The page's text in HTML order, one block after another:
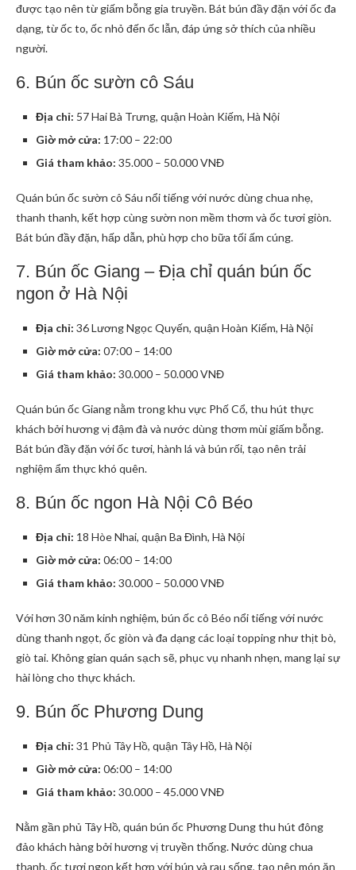
được tạo nên từ giấm bỗng gia truyền. Bát bún đầy đặn với ốc đa
dạng, từ ốc to, ốc nhỏ đến ốc lẫn, đáp ứng sở thích của nhiều
người.
6. Bún ốc sườn cô Sáu
Địa chỉ: 57 Hai Bà Trưng, quận Hoàn Kiếm, Hà Nội
Giờ mở cửa: 17:00 – 22:00
Giá tham khảo: 35.000 – 50.000 VNĐ
Quán bún ốc sườn cô Sáu nổi tiếng với nước dùng chua nhẹ,
thanh thanh, kết hợp cùng sườn non mềm thơm và ốc tươi giòn.
Bát bún đầy đặn, hấp dẫn, phù hợp cho bữa tối ấm cúng.
7. Bún ốc Giang – Địa chỉ quán bún ốc
ngon ở Hà Nội
Địa chỉ: 36 Lương Ngọc Quyến, quận Hoàn Kiếm, Hà Nội
Giờ mở cửa: 07:00 – 14:00
Giá tham khảo: 30.000 – 50.000 VNĐ
Quán bún ốc Giang nằm trong khu vực Phố Cổ, thu hút thực
khách bởi hương vị đậm đà và nước dùng thơm mùi giấm bỗng.
Bát bún đầy đặn với ốc tươi, hành lá và bún rối, tạo nên trải
nghiệm ẩm thực khó quên.
8. Bún ốc ngon Hà Nội Cô Béo
Địa chỉ: 18 Hòe Nhai, quận Ba Đình, Hà Nội
Giờ mở cửa: 06:00 – 14:00
Giá tham khảo: 30.000 – 50.000 VNĐ
Với hơn 30 năm kinh nghiệm, bún ốc cô Béo nổi tiếng với nước
dùng thanh ngọt, ốc giòn và đa dạng các loại topping như thịt bò,
giò tai. Không gian quán sạch sẽ, phục vụ nhanh nhẹn, mang lại sự
hài lòng cho thực khách.
9. Bún ốc Phương Dung
Địa chỉ: 31 Phủ Tây Hồ, quận Tây Hồ, Hà Nội
Giờ mở cửa: 06:00 – 14:00
Giá tham khảo: 30.000 – 45.000 VNĐ
Nằm gần phủ Tây Hồ, quán bún ốc Phương Dung thu hút đông
đảo khách hàng bởi hương vị truyền thống. Nước dùng chua
thanh, ốc tươi ngon kết hợp với bún và rau sống, tạo nên món ăn